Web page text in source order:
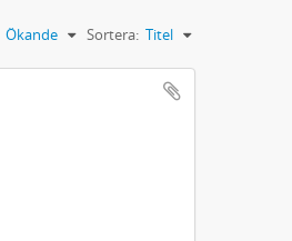
Sortera: Titel
Ökande